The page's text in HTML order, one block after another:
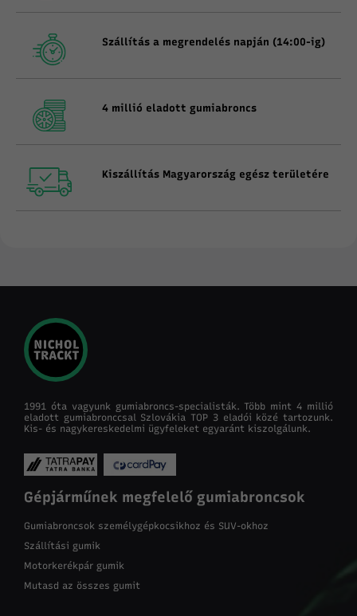
Szállítás a megrendelés napján (14:00-ig)
4 millió eladott gumiabroncs
Kiszállítás Magyarország egész területére
1991 óta vagyunk gumiabroncs-specialisták. Több mint 4 millió
eladott gumiabronccsal Szlovákia TOP 3 eladói közé tartozunk.
Kis- és nagykereskedelmi ügyfeleket egyaránt kiszolgálunk.
Gépjárműnek megfelelő gumiabroncsok
Gumiabroncsok személygépkocsikhoz és SUV-okhoz
Szállítási gumik
Motorkerékpár gumik
Mutasd az összes gumit